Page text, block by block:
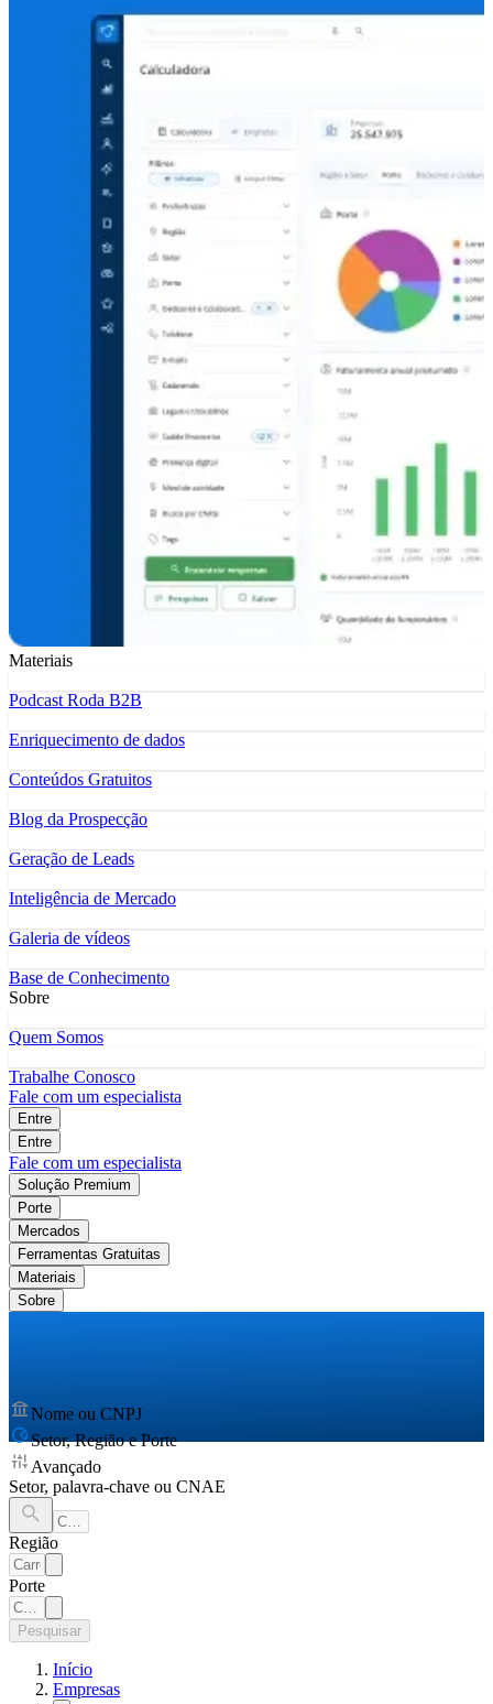
Materiais
Podcast Roda B2B
Enriquecimento de dados
Conteúdos Gratuitos
Blog da Prospecção
Geração de Leads
Inteligência de Mercado
Galeria de vídeos
Base de Conhecimento
Sobre
Quem Somos
Trabalhe Conosco
Fale com um especialista
Entre
Entre
Fale com um especialista
Solução Premium
Porte
Mercados
Ferramentas Gratuitas
Materiais
Sobre
Nome ou CNPJ
Setor, Região e Porte
Avançado
Setor, palavra-chave ou CNAE
Região
Porte
Pesquisar
Início
Empresas